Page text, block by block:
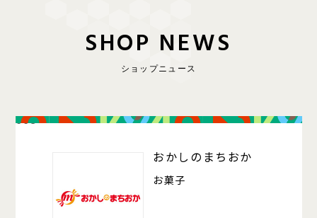
SHOP NEWS
ショップニュース
008
おかしのまちおか
お菓子